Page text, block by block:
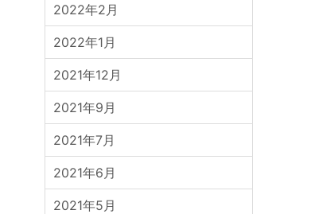
2022年2月
2022年1月
2021年12月
2021年9月
2021年7月
2021年6月
2021年5月